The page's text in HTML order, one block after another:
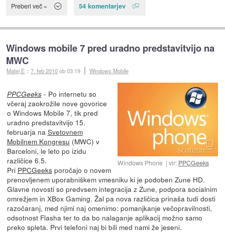
Preberi več » 54 komentarjev
Windows mobile 7 pred uradno predstavitvijo na
MWC
Matej E ::7. feb 2010ob 03:19 Windows Mobile
Windows Phone vir: PPCGeeks
PPCGeeks- Po internetu so
včeraj zaokrožile nove govorice
o Windows Mobile 7, tik pred
uradno predstavitvijo 15.
februarja na Svetovnem
Mobilnem Kongresu (MWC) v
Barceloni, le leto po izidu
različice 6.5.
Pri PPCGeeksporočajo o novem
prenovljenem uporabniškem vmesniku ki je podoben Zune HD.
Glavne novosti so predvsem integracija z Zune, podpora socialnim
omrežjem in XBox Gaming. Žal pa nova različica prinaša tudi dosti
razočaranj, med njimi naj omenimo: pomanjkanje večopravilnosti,
odsotnost Flasha ter to da bo nalaganje aplikacij možno samo
preko spleta. Prvi telefoni naj bi bili med nami že jeseni.